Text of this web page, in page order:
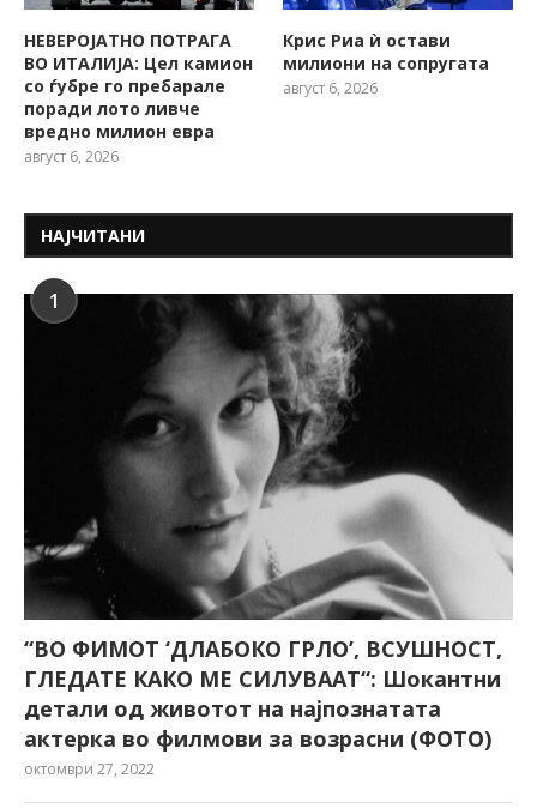
НЕВЕРОЈАТНО ПОТРАГА
ВО ИТАЛИЈА: Цел камион
со ѓубре го пребарале
поради лото ливче
вредно милион евра
август 6, 2026
Крис Риа ѝ остави
милиони на сопругата
август 6, 2026
НАЈЧИТАНИ
1
“ВО ФИМОТ ‘ДЛАБОКО ГРЛО’, ВСУШНОСТ,
ГЛЕДАТЕ КАКО МЕ СИЛУВААТ“: Шокантни
детали од животот на најпознатата
актерка во филмови за возрасни (ФОТО)
октомври 27, 2022